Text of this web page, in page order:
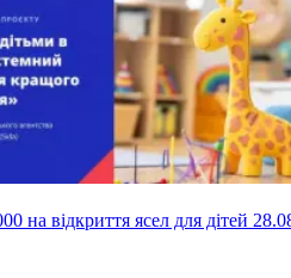
на відкриття ясел для дітей